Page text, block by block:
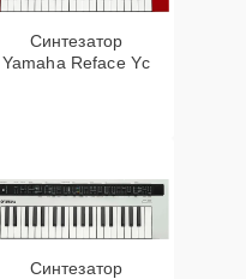
Синтезатор
Yamaha Reface Yc
Синтезатор